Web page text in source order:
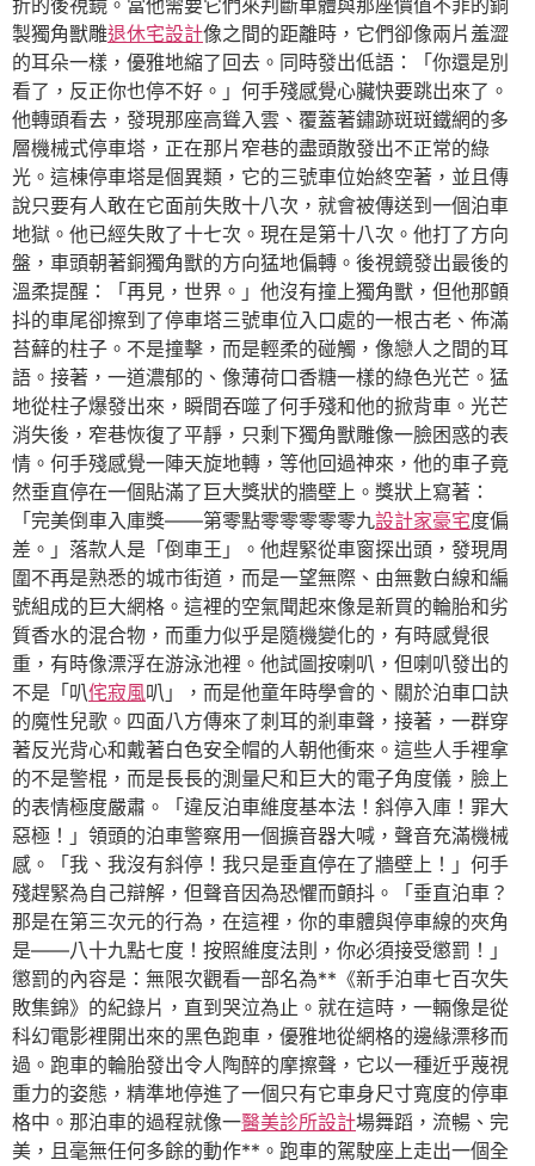
折的後視鏡。當他需要它們來判斷車體與那座價值不菲的銅
製獨角獸雕退休宅設計像之間的距離時，它們卻像兩片羞澀
的耳朵一樣，優雅地縮了回去。同時發出低語：「你還是別
看了，反正你也停不好。」何手殘感覺心臟快要跳出來了。
他轉頭看去，發現那座高聳入雲、覆蓋著鏽跡斑斑鐵網的多
層機械式停車塔，正在那片窄巷的盡頭散發出不正常的綠
光。這棟停車塔是個異類，它的三號車位始終空著，並且傳
說只要有人敢在它面前失敗十八次，就會被傳送到一個泊車
地獄。他已經失敗了十七次。現在是第十八次。他打了方向
盤，車頭朝著銅獨角獸的方向猛地偏轉。後視鏡發出最後的
溫柔提醒：「再見，世界。」他沒有撞上獨角獸，但他那顫
抖的車尾卻擦到了停車塔三號車位入口處的一根古老、佈滿
苔蘚的柱子。不是撞擊，而是輕柔的碰觸，像戀人之間的耳
語。接著，一道濃郁的、像薄荷口香糖一樣的綠色光芒。猛
地從柱子爆發出來，瞬間吞噬了何手殘和他的掀背車。光芒
消失後，窄巷恢復了平靜，只剩下獨角獸雕像一臉困惑的表
情。何手殘感覺一陣天旋地轉，等他回過神來，他的車子竟
然垂直停在一個貼滿了巨大獎狀的牆壁上。獎狀上寫著：
「完美倒車入庫獎——第零點零零零零零九設計家豪宅度偏
差。」落款人是「倒車王」。他趕緊從車窗探出頭，發現周
圍不再是熟悉的城市街道，而是一望無際、由無數白線和編
號組成的巨大網格。這裡的空氣聞起來像是新買的輪胎和劣
質香水的混合物，而重力似乎是隨機變化的，有時感覺很
重，有時像漂浮在游泳池裡。他試圖按喇叭，但喇叭發出的
不是「叭侘寂風叭」，而是他童年時學會的、關於泊車口訣
的魔性兒歌。四面八方傳來了刺耳的剎車聲，接著，一群穿
著反光背心和戴著白色安全帽的人朝他衝來。這些人手裡拿
的不是警棍，而是長長的測量尺和巨大的電子角度儀，臉上
的表情極度嚴肅。「違反泊車維度基本法！斜停入庫！罪大
惡極！」領頭的泊車警察用一個擴音器大喊，聲音充滿機械
感。「我、我沒有斜停！我只是垂直停在了牆壁上！」何手
殘趕緊為自己辯解，但聲音因為恐懼而顫抖。「垂直泊車？
那是在第三次元的行為，在這裡，你的車體與停車線的夾角
是——八十九點七度！按照維度法則，你必須接受懲罰！」
懲罰的內容是：無限次觀看一部名為**《新手泊車七百次失
敗集錦》的紀錄片，直到哭泣為止。就在這時，一輛像是從
科幻電影裡開出來的黑色跑車，優雅地從網格的邊緣漂移而
過。跑車的輪胎發出令人陶醉的摩擦聲，它以一種近乎蔑視
重力的姿態，精準地停進了一個只有它車身尺寸寬度的停車
格中。那泊車的過程就像一醫美診所設計場舞蹈，流暢、完
美，且毫無任何多餘的動作**。跑車的駕駛座上走出一個全